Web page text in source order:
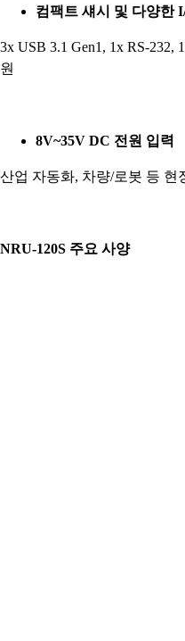
컴팩트 섀시 및 다양한
3x USB 3.1 Gen1, 1x RS-232,
원
8V~35V DC 전원 입력
산업 자동화, 차량/로봇 등 현
NRU-120S 주요 사양